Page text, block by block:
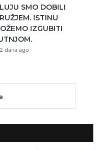
SMO DOBILI
ISTINU
IZGUBITI
2 dana ago